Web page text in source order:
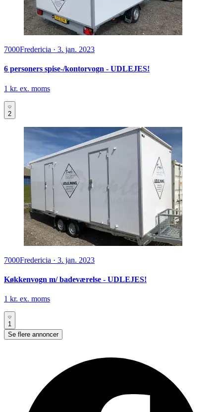
7000Fredericia · 3. jan. 2023
6 personers spise-/kontorvogn - UDLEJES!
1 kr. ex. moms
2
7000Fredericia · 3. jan. 2023
Køkkenvogn m/ badeværelse - UDLEJES!
1 kr. ex. moms
1
Se flere annoncer